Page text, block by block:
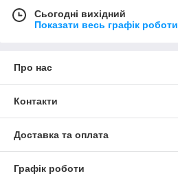
Сьогодні вихідний
Показати весь графік роботи
Про нас
Контакти
Доставка та оплата
Графік роботи